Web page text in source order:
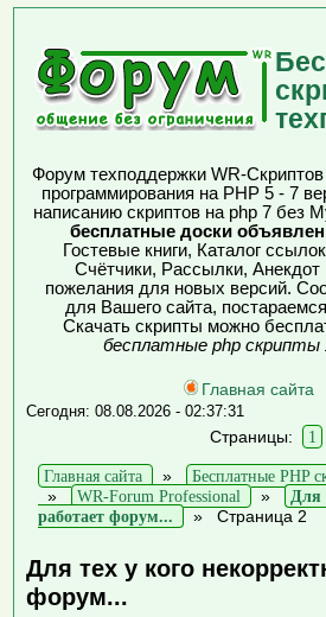
Форум техподдержки WR-
программирования на PHP 5 - 7
написанию скриптов на php 7 без
бесплатные доски
Гостевые книги, Каталог
Счётчики, Рассылки,
пожелания для новых версий.
для Вашего сайта,
Скачать скрипты можно
бесплатные php скрипты
Главная сайта
Сегодня: 08.08.2026 - 02:37:31
Страницы: 1
Главная сайта »
Бесплатные PHP
»
WR-Forum Professional »
Для
работает форум...
» Страница 2
Для тех у кого
форум...